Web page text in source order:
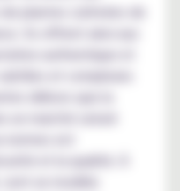
plantes cultivées de
authentique et
et complexes
est
et la qualité. À
un modèle